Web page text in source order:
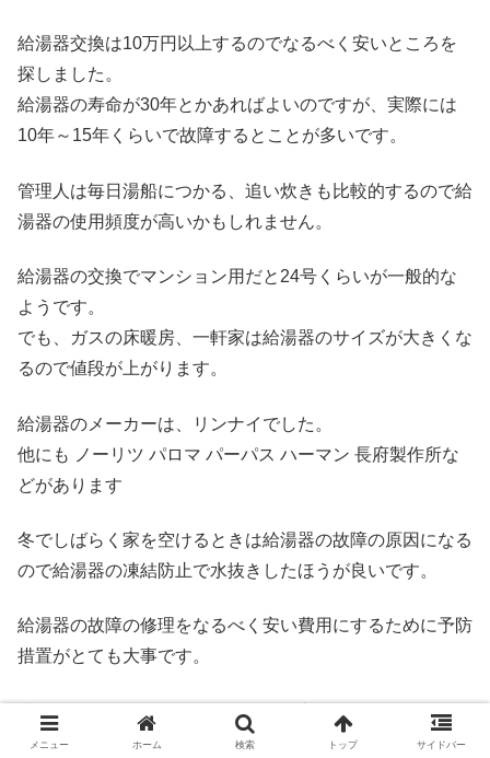
給湯器交換は10万円以上するのでなるべく安いところを
探しました。
給湯器の寿命が30年とかあればよいのですが、実際には
10年～15年くらいで故障するとことが多いです。
管理人は毎日湯船につかる、追い炊きも比較的するので給
湯器の使用頻度が高いかもしれません。
給湯器の交換でマンション用だと24号くらいが一般的な
ようです。
でも、ガスの床暖房、一軒家は給湯器のサイズが大きくな
るので値段が上がります。
給湯器のメーカーは、リンナイでした。
他にも ノーリツ パロマ パーパス ハーマン 長府製作所な
どがあります
冬でしばらく家を空けるときは給湯器の故障の原因になる
ので給湯器の凍結防止で水抜きしたほうが良いです。
給湯器の故障の修理をなるべく安い費用にするために予防
措置がとても大事です。
少し時間的に余裕があるなら給湯器交換でホームセンター
で下調べするのもおすすめです。
メニュー ホーム 検索 トップ サイドバー